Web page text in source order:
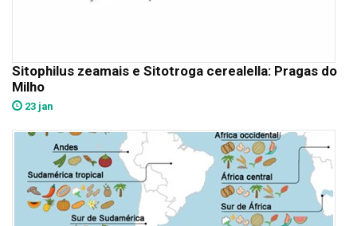
Sitophilus zeamais e Sitotroga cerealella: Pragas do
Milho
23 jan